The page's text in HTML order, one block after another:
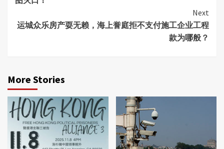
Next
运城众乐房产耍无赖，海上誉庭拒不支付施工企业工程
款为哪般？
More Stories